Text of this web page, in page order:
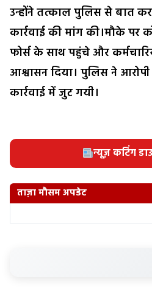
उन्होंने तत्काल पुलिस से बात
कार्रवाई की मांग की।मौके
फोर्स के साथ पहुंचे और
आश्वासन दिया। पुलिस ने
कार्रवाई में जुट गयी।
न्यूज़ कटिंग
ताज़ा मौसम अपडेट